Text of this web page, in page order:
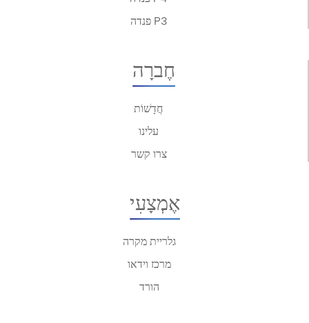
פנדה P3
חֶברָה
חֲדָשׁוֹת
עלינו
צרו קשר
אֶמְצָעִי
גלריית מקרה
מרכז וידאו
הורד